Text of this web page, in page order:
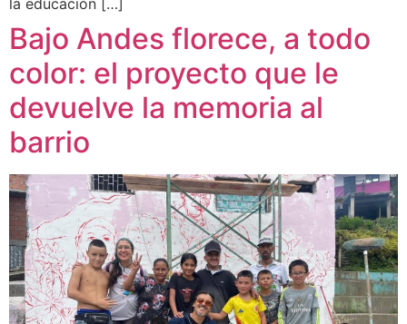
Bajo Andes florece, a todo
color: el proyecto que le
devuelve la memoria al
barrio